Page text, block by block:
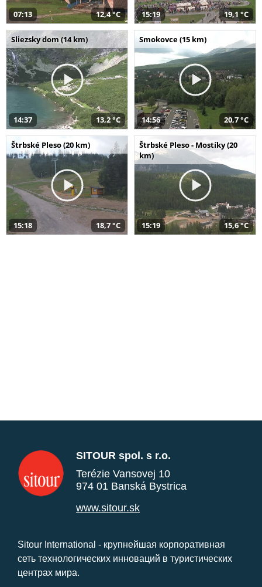
07:13 12,4 °C 15:19 19,1 °C
Sliezsky dom (14 km)
14:37 13,2 °C
Smokovce (15 km)
14:56 20,7 °C
Štrbské Pleso (20 km)
15:18 18,7 °C
Štrbské Pleso - Mostíky (20
km)
15:19 15,6 °C
SITOUR spol. s r.o.
Terézie Vansovej 10
974 01 Banská Bystrica
www.sitour.sk
Sitour International - крупнейшая корпоративная
сеть технологических инноваций в туристических
центрах мира.